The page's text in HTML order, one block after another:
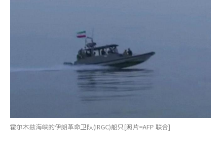
霍尔木兹海峡的伊朗革命卫队(IRGC)船只[照片=AFP 联合]